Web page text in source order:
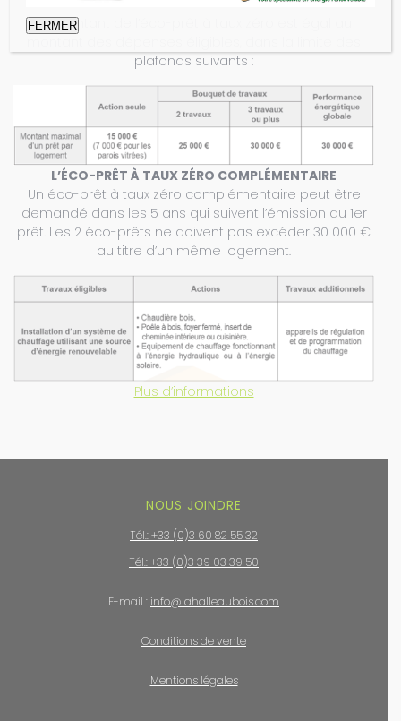
Le montant de l’éco-prêt à taux zéro est égal au
plafonds suivants :
L’ÉCO-PRÊT À TAUX ZÉRO COMPLÉMENTAIRE
Un éco-prêt à taux zéro complémentaire peut être
demandé dans les 5 ans qui suivent l’émission du 1er
prêt. Les 2 éco-prêts ne doivent pas excéder 30 000 €
au titre d’un même logement.
Plus d’informations
NOUS JOINDRE
Tél.: +33 (0)3 60 82 55 32
Tél.: +33 (0)3 39 03 39 50
E-mail : info@lahalleaubois.com
Conditions de vente
Mentions légales
FERMER